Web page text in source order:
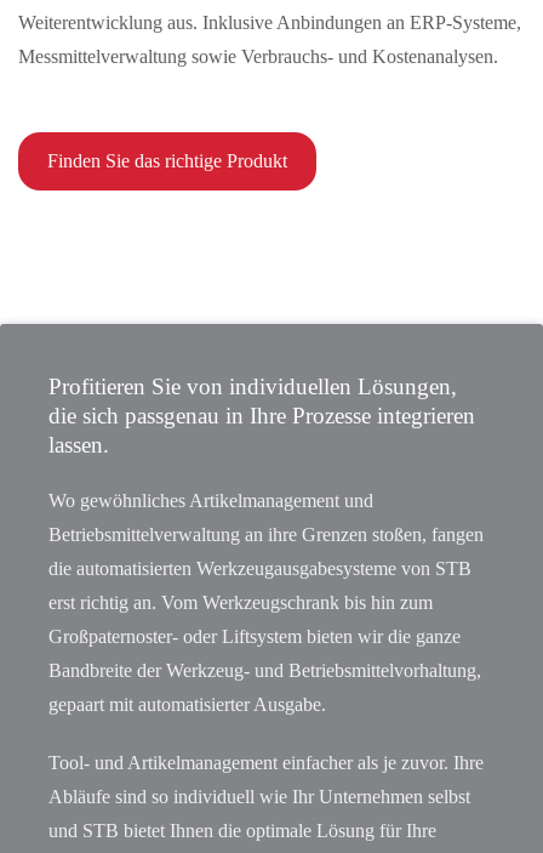
Weiterentwicklung aus. Inklusive Anbindungen an ERP-Systeme,
Messmittelverwaltung sowie Verbrauchs- und Kostenanalysen.
Finden Sie das richtige Produkt
Profitieren Sie von individuellen Lösungen,
die sich passgenau in Ihre Prozesse integrieren
lassen.
Wo gewöhnliches Artikelmanagement und
Betriebsmittelverwaltung an ihre Grenzen stoßen, fangen
die automatisierten Werkzeugausgabesysteme von STB
erst richtig an. Vom Werkzeugschrank bis hin zum
Großpaternoster- oder Liftsystem bieten wir die ganze
Bandbreite der Werkzeug- und Betriebsmittelvorhaltung,
gepaart mit automatisierter Ausgabe.
Tool- und Artikelmanagement einfacher als je zuvor. Ihre
Abläufe sind so individuell wie Ihr Unternehmen selbst
und STB bietet Ihnen die optimale Lösung für Ihre